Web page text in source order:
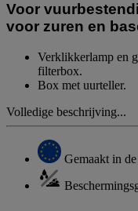
Voor
voor zuren en
Verklikkerlamp en
filterbox.
Box met uurteller.
Volledige beschrijving...
Gemaakt in